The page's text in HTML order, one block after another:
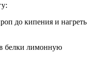
до кипения и нагреть
в белки лимонную